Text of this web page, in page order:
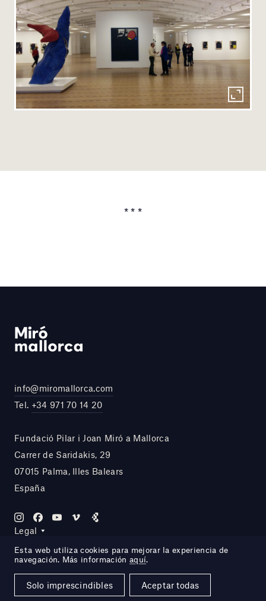
* * *
info@miromallorca.com
Tel. +34 971 70 14 20
Fundació Pilar i Joan Miró a Mallorca
Carrer de Saridakis, 29
07015 Palma, Illes Balears
España
Legal
Site by DOMO—A
Esta web utiliza cookies para mejorar la experiencia de
navegación. Más información aquí.
Solo imprescindibles Aceptar todas